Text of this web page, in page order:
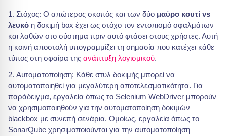
Στόχος: Ο απώτερος σκοπός και των δύο μαύρο κουτί vs
λευκό η δοκιμή box έχει ως στόχο τον εντοπισμό σφαλμάτων
και λαθών στο σύστημα πριν αυτό φτάσει στους χρήστες. Αυτή
η κοινή αποστολή υπογραμμίζει τη σημασία που κατέχει κάθε
τύπος στη σφαίρα της ανάπτυξη λογισμικού.
Αυτοματοποίηση: Κάθε στυλ δοκιμής μπορεί να
αυτοματοποιηθεί για μεγαλύτερη αποτελεσματικότητα. Για
παράδειγμα, εργαλεία όπως το Selenium WebDriver μπορούν
να χρησιμοποιηθούν για την αυτοματοποίηση δοκιμών
blackbox με συνεπή σενάρια. Ομοίως, εργαλεία όπως το
SonarQube χρησιμοποιούνται για την αυτοματοποίηση